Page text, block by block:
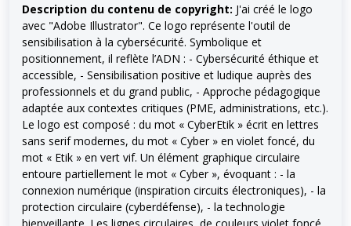
Description du contenu de copyright: J'ai créé le logo
avec "Adobe Illustrator". Ce logo représente l'outil de
sensibilisation à la cybersécurité. Symbolique et
positionnement, il reflète l’ADN : - Cybersécurité éthique et
accessible, - Sensibilisation positive et ludique auprès des
professionnels et du grand public, - Approche pédagogique
adaptée aux contextes critiques (PME, administrations, etc.).
Le logo est composé : du mot « CyberEtik » écrit en lettres
sans serif modernes, du mot « Cyber » en violet foncé, du
mot « Etik » en vert vif. Un élément graphique circulaire
entoure partiellement le mot « Cyber », évoquant : - la
connexion numérique (inspiration circuits électroniques), - la
protection circulaire (cyberdéfense), - la technologie